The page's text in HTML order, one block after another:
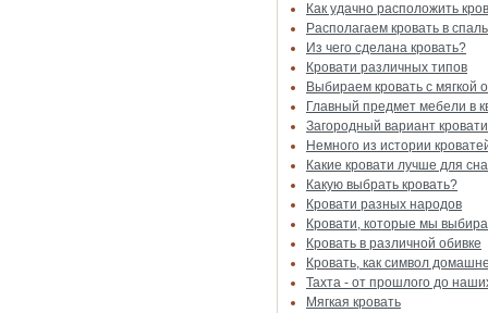
Как удачно расположить
Располагаем кровать в
Из чего сделана кровать?
Кровати различных типов
Выбираем кровать с мягкой
Главный предмет мебели в
Загородный вариант кровати
Немного из истории
Какие кровати лучше для
Какую выбрать кровать?
Кровати разных народов
Кровати, которые мы
Кровать в различной обивке
Кровать, как символ
Тахта - от прошлого до
Мягкая кровать